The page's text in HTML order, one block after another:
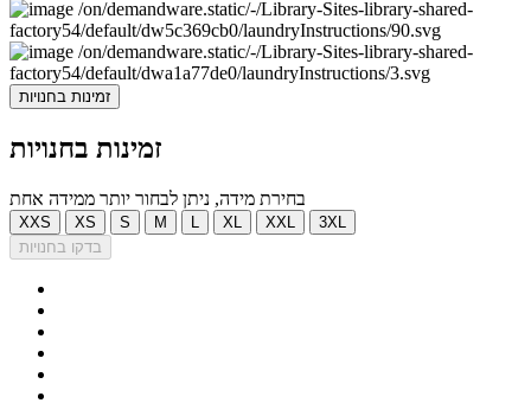
זמינות בחנויות
זמינות בחנויות
בחירת מידה, ניתן לבחור יותר ממידה אחת
XXS XS S M XL XXL
3XL
בדקו בחנויות